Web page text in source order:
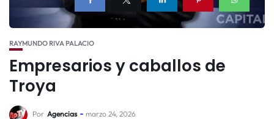
RAYMUNDO RIVA PALACIO
Empresarios y caballos de
Troya
Por Agencias marzo 24, 2026